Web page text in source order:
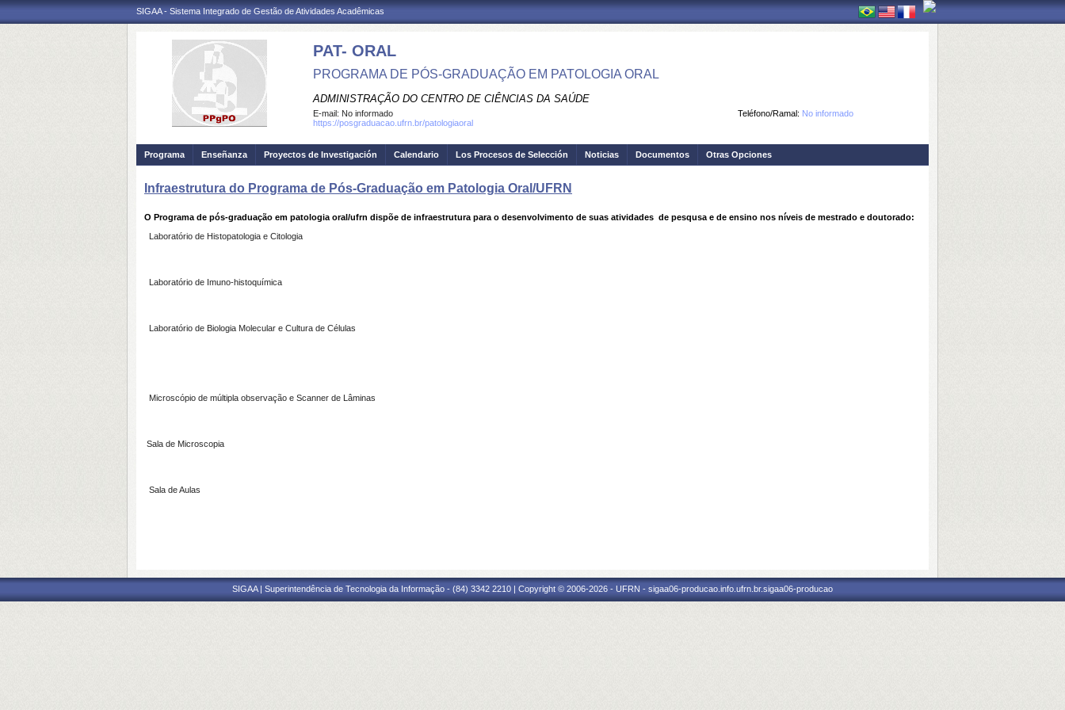
SIGAA - Sistema Integrado de Gestão de Atividades Acadêmicas
PAT- ORAL
PROGRAMA DE PÓS-GRADUAÇÃO EM PATOLOGIA ORAL
ADMINISTRAÇÃO DO CENTRO DE CIÊNCIAS DA SAÚDE
Teléfono/Ramal: No informado
E-mail: No informado
https://posgraduacao.ufrn.br/patologiaoral
Programa Enseñanza Proyectos de Investigación Calendario Los Procesos de Selección Noticias Documentos Otras Opciones
Infraestrutura do Programa de Pós-Graduação em Patologia Oral/UFRN
O Programa de pós-graduação em patologia oral/ufrn dispõe de infraestrutura para o desenvolvimento de suas atividades de pesqusa e de ensino nos níveis de mestrado e doutorado:
Laboratório de Histopatologia e Citologia
Laboratório de Imuno-histoquímica
Laboratório de Biologia Molecular e Cultura de Células
Microscópio de múltipla observação e Scanner de Lâminas
Sala de Microscopia
Sala de Aulas
SIGAA | Superintendência de Tecnologia da Informação - (84) 3342 2210 | Copyright © 2006-2026 - UFRN - sigaa06-producao.info.ufrn.br.sigaa06-producao